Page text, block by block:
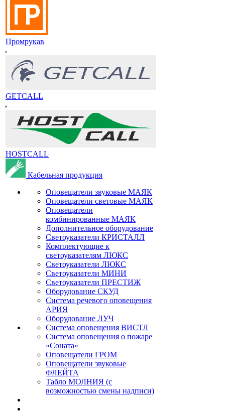
Промрукав
GETCALL
HOSTCALL
Кабельная продукция
Оповещатели звуковые МАЯК
Оповещатели световые МАЯК
Оповещатели
комбинированные МАЯК
Дополнительное оборудование
Светоуказатели КРИСТАЛЛ
Комплектующие к
светоуказателям ЛЮКС
Светоуказатели ЛЮКС
Светоуказатели МИНИ
Светоуказатели ПРЕСТИЖ
Оборудование СКУД
Система речевого оповещения
АРИЯ
Оборудование ЛУЧ
Система оповещения ВИСТЛ
Система оповещения о пожаре
«Соната»
Оповещатели ГРОМ
Оповещатели звуковые
ФЛЕЙТА
Табло МОЛНИЯ (с
возможностью смены надписи)